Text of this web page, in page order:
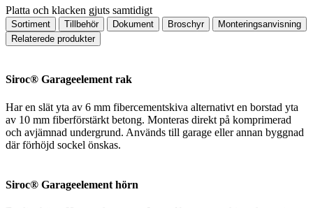
Platta och klacken gjuts samtidigt
Sortiment Tillbehör Dokument Broschyr
Monteringsanvisning
Relaterede produkter
Siroc® Garageelement rak
Har en slät yta av 6 mm fibercementskiva alternativt en borstad yta
av 10 mm fiberförstärkt betong. Monteras direkt på komprimerad
och avjämnad undergrund. Används till garage eller annan byggnad
där förhöjd sockel önskas.
Siroc® Garageelement hörn